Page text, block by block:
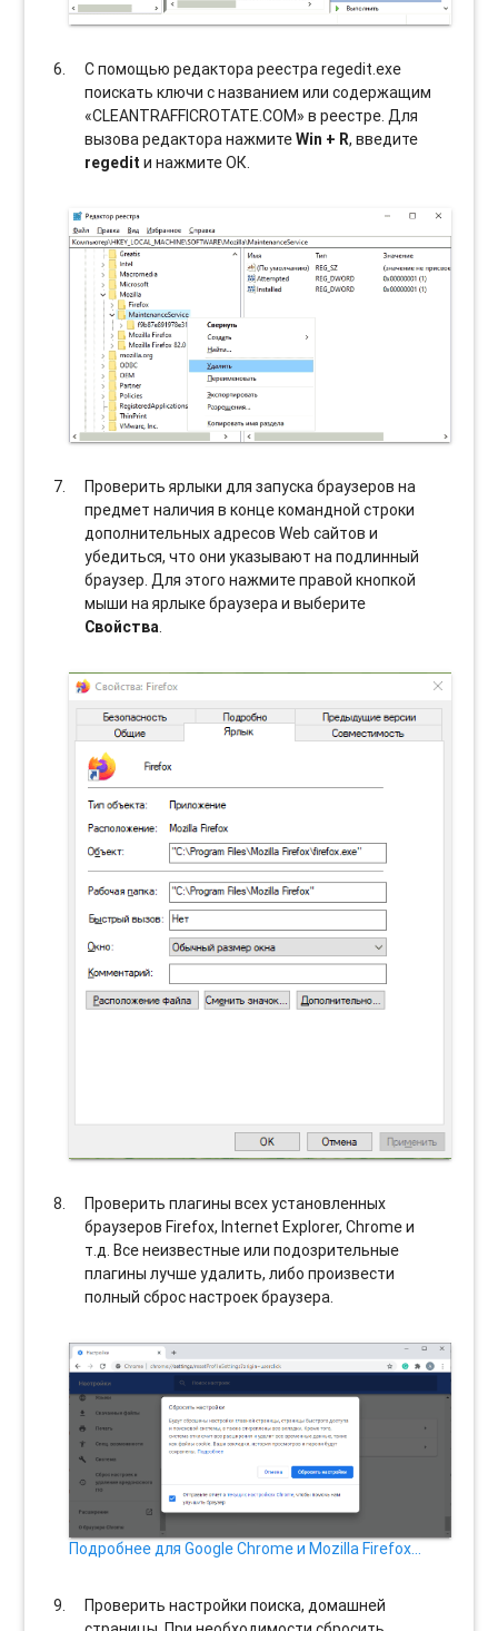
С помощью редактора реестра regedit.exe
поискать ключи с названием или содержащим
«CLEANTRAFFICROTATE.COM» в реестре. Для
вызова редактора нажмитеWin + R, введите
regedit и нажмите ОК.
Проверить ярлыки для запуска браузеров на
предмет наличия в конце командной строки
дополнительных адресов Web сайтов и
убедиться, что они указывают на подлинный
браузер. Для этого нажмите правой кнопкой
мыши на ярлыке браузера и выберите
Свойства.
Проверить плагины всех установленных
браузеров Firefox, Internet Explorer, Chrome и
т.д. Все неизвестные или подозрительные
плагины лучше удалить, либо произвести
полный сброс настроек браузера.
Подробнее для Google Chrome и Mozilla Firefox…
Проверить настройки поиска, домашней